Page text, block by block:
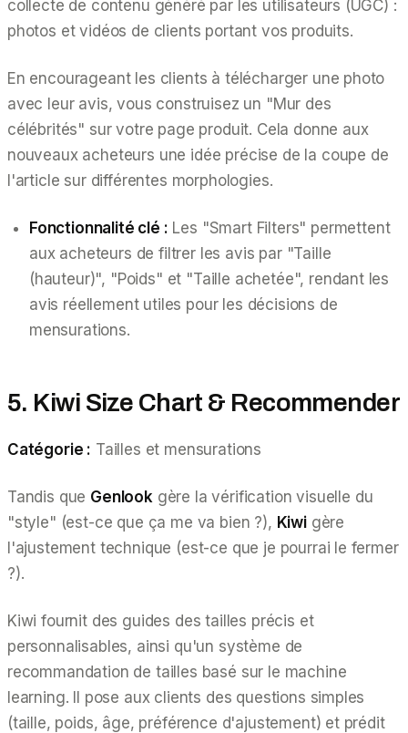
collecte de contenu généré par les utilisateurs (UGC) :
photos et vidéos de clients portant vos produits.
En encourageant les clients à télécharger une photo
avec leur avis, vous construisez un "Mur des
célébrités" sur votre page produit. Cela donne aux
nouveaux acheteurs une idée précise de la coupe de
l'article sur différentes morphologies.
Fonctionnalité clé : Les "Smart Filters" permettent
aux acheteurs de filtrer les avis par "Taille
(hauteur)", "Poids" et "Taille achetée", rendant les
avis réellement utiles pour les décisions de
mensurations.
5. Kiwi Size Chart & Recommender
Catégorie : Tailles et mensurations
Tandis que Genlook gère la vérification visuelle du
"style" (est-ce que ça me va bien ?), Kiwigère
l'ajustement technique (est-ce que je pourrai le fermer
?).
Kiwi fournit des guides des tailles précis et
personnalisables, ainsi qu'un système de
recommandation de tailles basé sur le machine
learning. Il pose aux clients des questions simples
(taille, poids, âge, préférence d'ajustement) et prédit